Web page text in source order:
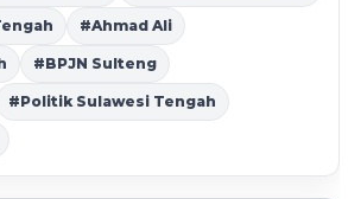
#Ahmad Ali
#BPJN Sulteng
#Politik Sulawesi Tengah